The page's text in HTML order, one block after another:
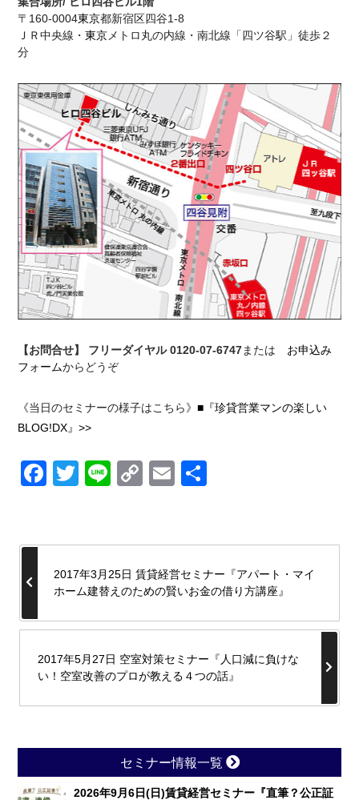
〒160-0004東京都新宿区四谷1-8
ＪＲ中央線・ 東京メトロ丸の内線・南北線「四ツ谷駅」徒歩２
分
【お問合せ】 フリーダイヤル0120-07-6747または お申込み
フォームからどうぞ
《当日のセミナーの様子はこちら》 ■『珍貸営業マンの楽しい
BLOG!DX』>>
Facebook
Twitter
LineCopyEmail
2017年3月25日 賃貸経営セミナー『アパート・マイ
ホーム建替えのための賢いお金の借り方講座』
2017年5月27日 空室対策セミナー『人口減に負けな
い！空室改善のプロが教える４つの話』
セミナー情報一覧
2026年9月6日(日)賃貸経営セミナー『直筆？公正証